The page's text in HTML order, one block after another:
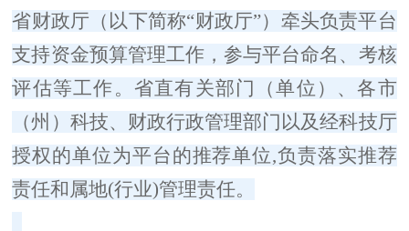
省财政厅（以下简称“财政厅”）牵头负责平台
支持资金预算管理工作，参与平台命名、考核
评估等工作。 省直有关部门 （单位） 、各市
（州） 科技、财政行政管理部门 以及经科技厅
授权的单位为平台的推荐单位,负责落实推荐
责任和属地(行业)管理责任。